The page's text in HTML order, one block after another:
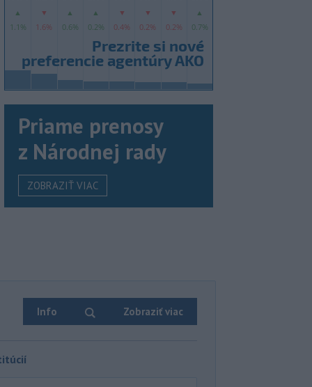
Priame prenosy
z Národnej rady
ZOBRAZIŤ VIAC
Info Zobraziť viac